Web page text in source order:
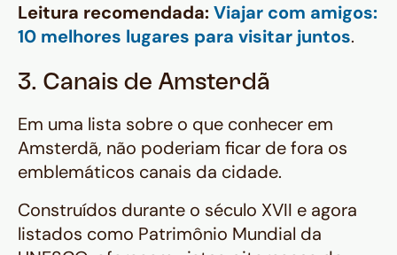
Leitura recomendada:Viajar com amigos:
10 melhores lugares para visitar juntos.
3. Canais de Amsterdã
Em uma lista sobre o que conhecer em
Amsterdã, não poderiam ficar de fora os
emblemáticos canais da cidade.
Construídos durante o século XVII e agora
listados como Patrimônio Mundial da